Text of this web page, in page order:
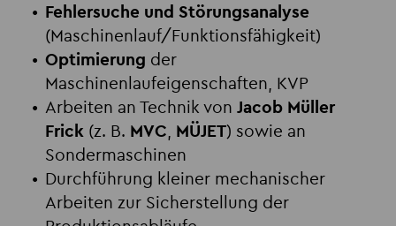
Fehlersuche und Störungsanalyse
(Maschinenlauf/Funktionsfähigkeit)
Optimierung der
Maschinenlaufeigenschaften, KVP
Arbeiten an Technik von Jacob Müller
Frick(z. B. MVC, MÜJET) sowie an
Sondermaschinen
Durchführung kleiner mechanischer
Arbeiten zur Sicherstellung der